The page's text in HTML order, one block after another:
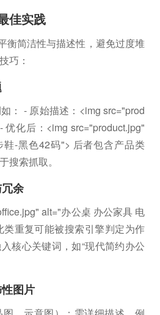
佳实践
衡简洁性与描述性，避免过度堆
巧：
： - 原始描述：<img src="prod
优化后：<img src="product.jpg"
-黑色42码"> 后者包含产品类
搜索抓取。
余
alt="办公桌 办公家具 电
重复可能被搜索引擎判定为作
核心关键词，如“现代简约办公
图片